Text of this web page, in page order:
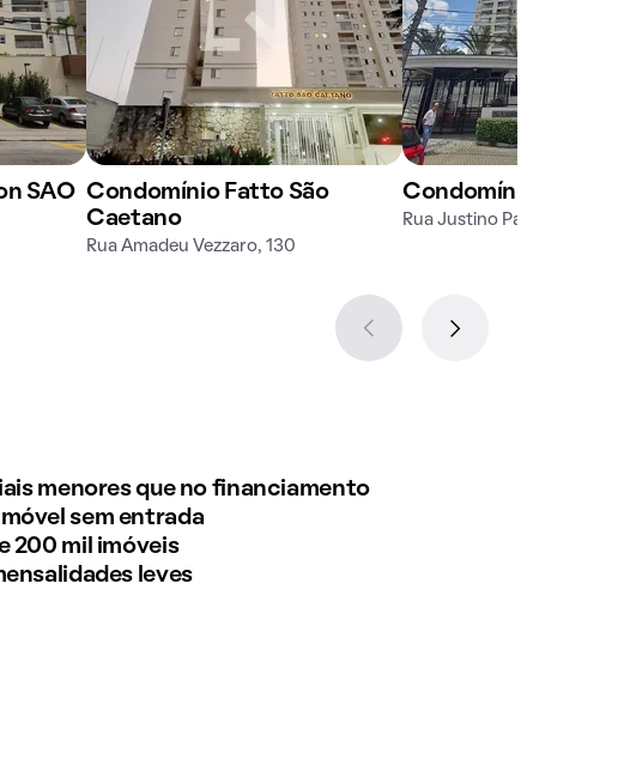
SAO Condomínio Fatto São
Caetano
Rua Amadeu Vezzaro, 130
Condomínio The
Rua Justino Paixão, 317
menores que no financiamento
sem entrada
200 mil imóveis
leves